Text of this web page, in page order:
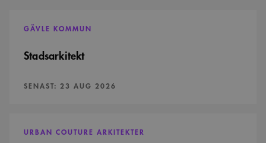
GÄVLE KOMMUN
Stadsarkitekt
SENAST: 23 AUG 2026
UrbanURBAN COUTURE ARKITEKTER